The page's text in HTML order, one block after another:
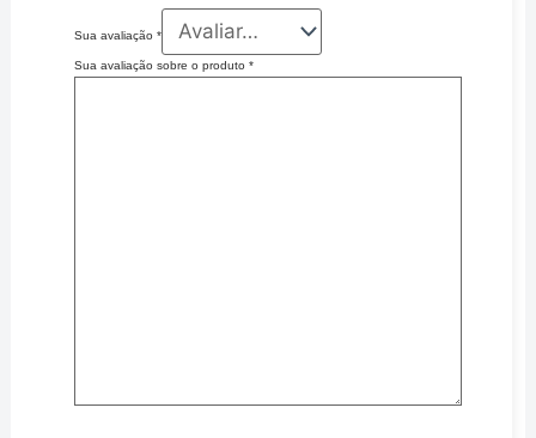
Sua avaliação *
Sua avaliação sobre o produto *